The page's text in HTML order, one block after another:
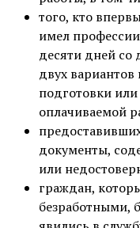
того, кто
имел
десяти дней со
двух
подготовки
оплачиваемой
документы,
или
граждан,
безработными,